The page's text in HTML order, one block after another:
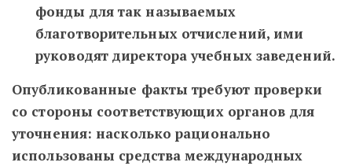
фонды для так называемых
благотворительных отчислений, ими
руководят директора учебных заведений.
Опубликованные факты требуют проверки
со стороны соответствующих органов для
уточнения: насколько рационально
использованы средства международных